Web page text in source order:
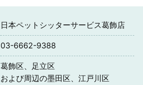
日本ペットシッターサービス葛飾店
03-6662-9388
葛飾区、足立区
および周辺の墨田区、江戸川区